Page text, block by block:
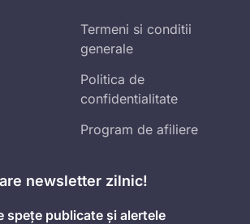
Termeni si conditii
generale
Politica de
confidentialitate
Program de afiliere
newsletter zilnic!
spețe publicate și alertele